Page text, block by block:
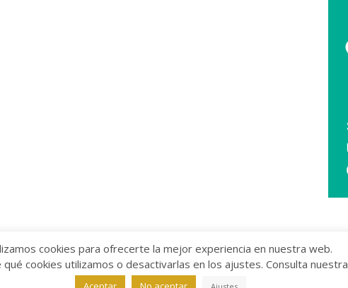
Aviso legal/Política de Privacidad /
cookies para ofrecerte la mejor experiencia en nuestra web.
cookies utilizamos o desactivarlas en los ajustes. Consulta nuestra